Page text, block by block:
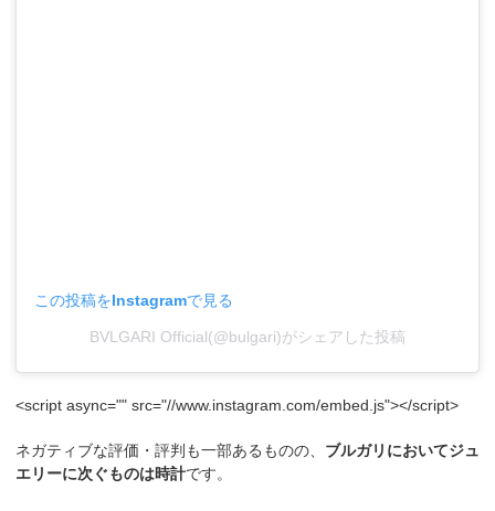
この投稿をInstagramで見る
BVLGARI Official(@bulgari)がシェアした投稿
<script async="" src="//www.instagram.com/embed.js"></script>
ネガティブな評価・評判も一部あるものの、 ブルガリにおいてジュ
エリーに次ぐものは時計です。